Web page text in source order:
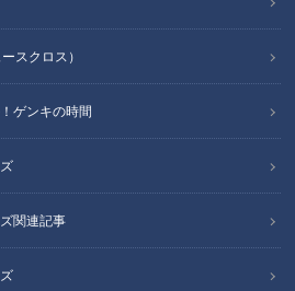
スクロス）
ゲンキの時間
関連記事
」
記事に戻る